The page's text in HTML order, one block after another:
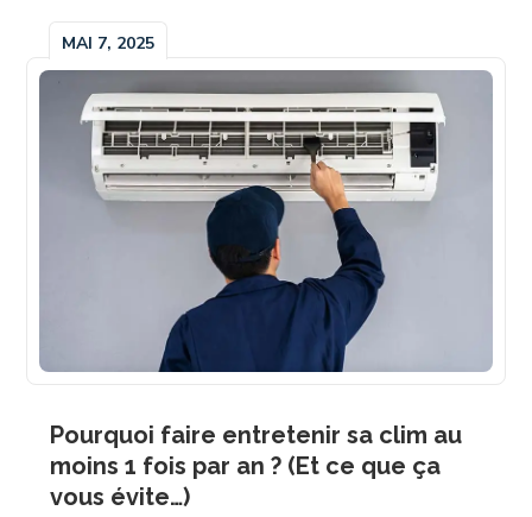
Pourquoi faire entretenir sa clim au
moins 1 fois par an ? (Et ce que ça
vous évite…)
MAI 7, 2025